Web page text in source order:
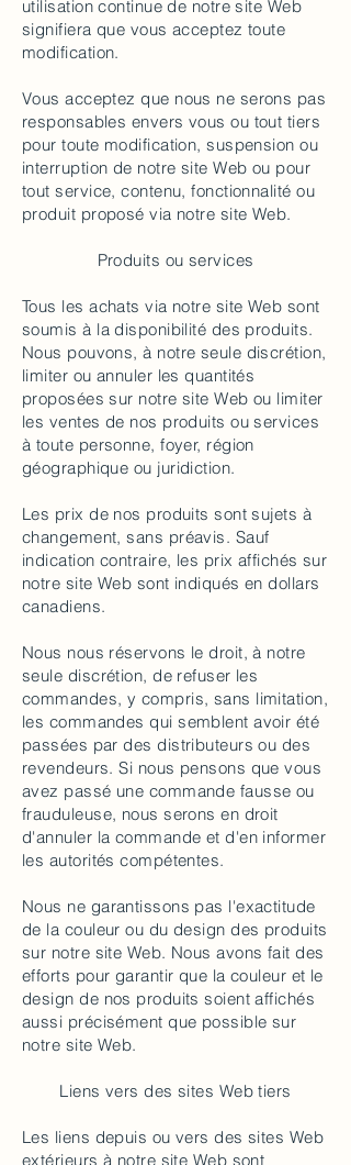
utilisation continue de notre site Web
signifiera que vous acceptez toute
modification.
Vous acceptez que nous ne serons pas
responsables envers vous ou tout tiers
pour toute modification, suspension ou
interruption de notre site Web ou pour
tout service, contenu, fonctionnalité ou
produit proposé via notre site Web.
Produits ou services
Tous les achats via notre site Web sont
soumis à la disponibilité des produits.
Nous pouvons, à notre seule discrétion,
limiter ou annuler les quantités
proposées sur notre site Web ou limiter
les ventes de nos produits ou services
à toute personne, foyer, région
géographique ou juridiction.
Les prix de nos produits sont sujets à
changement, sans préavis. Sauf
indication contraire, les prix affichés sur
notre site Web sont indiqués en dollars
canadiens.
Nous nous réservons le droit, à notre
seule discrétion, de refuser les
commandes, y compris, sans limitation,
les commandes qui semblent avoir été
passées par des distributeurs ou des
revendeurs. Si nous pensons que vous
avez passé une commande fausse ou
frauduleuse, nous serons en droit
d'annuler la commande et d'en informer
les autorités compétentes.
Nous ne garantissons pas l'exactitude
de la couleur ou du design des produits
sur notre site Web. Nous avons fait des
efforts pour garantir que la couleur et le
design de nos produits soient affichés
aussi précisément que possible sur
notre site Web.
Liens vers des sites Web tiers
Les liens depuis ou vers des sites Web
extérieurs à notre site Web sont